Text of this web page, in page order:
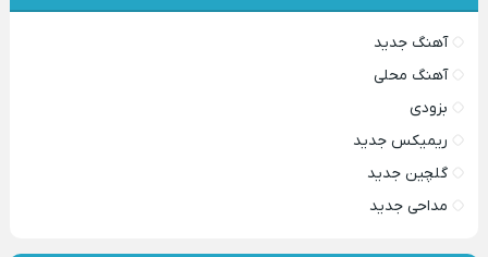
آهنگ جدید
آهنگ محلی
بزودی
ریمیکس جدید
گلچین جدید
مداحی جدید